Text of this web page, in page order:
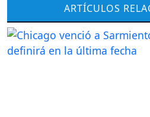
ARTÍCULOS